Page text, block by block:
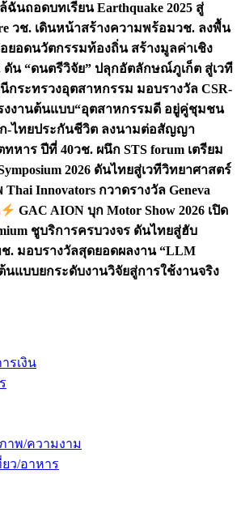
ฉันถอดบทเรียน Earthquake 2025 สู่
วช. เดินหน้าสร้างความพร้อมวช. ลงพื้น
ยอดนวัตกรรมท้องถิ่น สร้างมูลค่าเชิง
ดัน “ดนตรีวิจัย” ปลุกอัตลักษณ์ภูเก็ต สู่เวที
กระทรวงอุตสาหกรรม มอบรางวัล CSR-
งงานต้นแบบ“อุตสาหกรรมดี อยู่คู่ชุมชน
-ไทยประกันชีวิต ลงนามต่อสัญญา
หาร ปีที่ 40วช. ผนึก STS forum เตรียม
2026 ดันไทยสู่เวทีวิทยาศาสตร์
Innovators กวาดรางวัล Geneva
GAC AION บุก Motor Show 2026 เปิด
ชูบริการครบวงจร ดันไทยสู่ฮับ
. มอบรางวัลสุดยอดผลงาน “LLM
แบบยกระดับงานวิจัยสู่การใช้งานจริง
รเงิน
าพ/ความงาม
ว/อาหาร